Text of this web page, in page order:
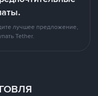
лучшее предложение,
Tether.